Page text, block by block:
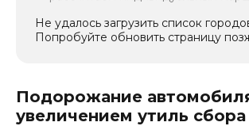
Не удалось загрузить список
Попробуйте обновить страницу
Подорожание
увеличением утиль сбора